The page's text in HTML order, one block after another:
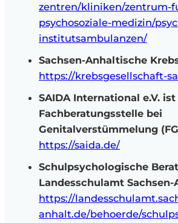
zentren/kliniken/zentrum-
psychosoziale-medizin/
institutsambulanzen/
Sachsen-Anhaltische
https://krebsgesellschaft-
SAIDA International e.V.
Fachberatungsstelle bei
Genitalverstümmelung
https://saida.de/
Schulpsychologische
Landesschulamt
https://
anhalt.de/behoerde/